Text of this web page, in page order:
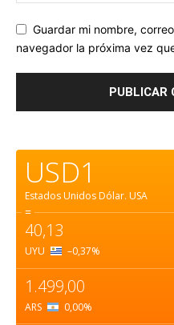
Guardar mi nombre,
navegador la próxima vez
USD1
Estados Unidos Dólar. USA
=
40,13
UYU –0,37%
1.499,00
ARS 0,00%